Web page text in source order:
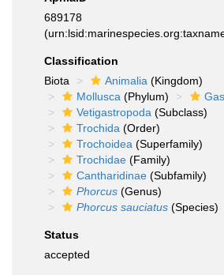
689178
Classification
Biota
Animalia (Kingdom)
Mollusca (Phylum)
Vetigastropoda (Subclass)
Trochida (Order)
Trochoidea (Superfamily)
Trochidae (Family)
Cantharidinae (Subfamily)
Phorcus (Genus)
Phorcus sauciatus (Species)
Status
accepted